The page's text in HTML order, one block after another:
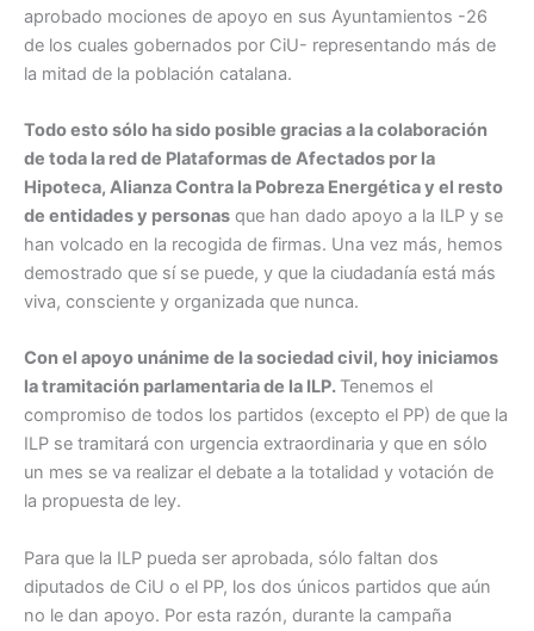
aprobado mociones de apoyo en sus Ayuntamientos -26
de los cuales gobernados por CiU- representando más de
la mitad de la población catalana.
Todo esto sólo ha sido posible gracias a la colaboración
de toda la red de Plataformas de Afectados por la
Hipoteca, Alianza Contra la Pobreza Energética y el resto
de entidades y personas que han dado apoyo a la ILP y se
han volcado en la recogida de firmas. Una vez más, hemos
demostrado que sí se puede, y que la ciudadanía está más
viva, consciente y organizada que nunca.
Con el apoyo unánime de la sociedad civil, hoy iniciamos
la tramitación parlamentaria de la ILP. Tenemos el
compromiso de todos los partidos (excepto el PP) de que la
ILP se tramitará con urgencia extraordinaria y que en sólo
un mes se va realizar el debate a la totalidad y votación de
la propuesta de ley.
Para que la ILP pueda ser aprobada, sólo faltan dos
diputados de CiU o el PP, los dos únicos partidos que aún
no le dan apoyo. Por esta razón, durante la campaña